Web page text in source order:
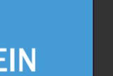
45 anos pode